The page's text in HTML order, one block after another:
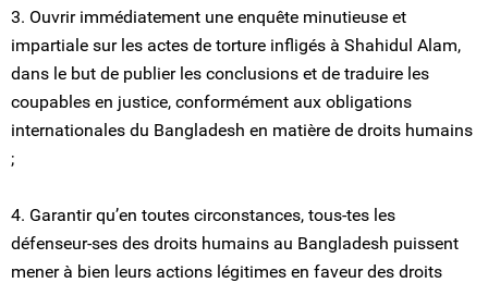
3. Ouvrir immédiatement une enquête minutieuse et
impartiale sur les actes de torture infligés à Shahidul Alam,
dans le but de publier les conclusions et de traduire les
coupables en justice, conformément aux obligations
internationales du Bangladesh en matière de droits humains
;
4. Garantir qu’en toutes circonstances, tous-tes les
défenseur-ses des droits humains au Bangladesh puissent
mener à bien leurs actions légitimes en faveur des droits